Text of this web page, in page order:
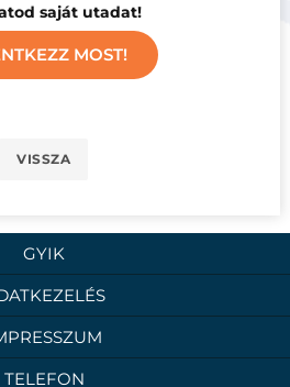
saját utadat!
MOST!
VISSZA
GYIK
TELEFON